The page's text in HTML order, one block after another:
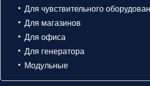
Для чувствительного
Для магазинов
Для офиса
Для генератора
Модульные